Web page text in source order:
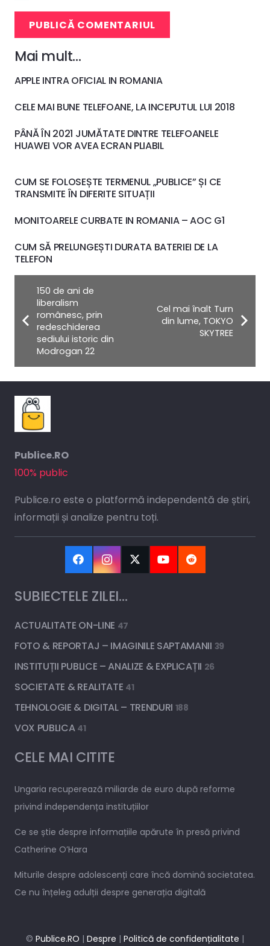
PUBLICĂ COMENTARIUL
Mai mult…
APPLE INTRA OFICIAL IN ROMANIA
CELE MAI BUNE TELEFOANE, LA INCEPUTUL LUI 2018
PÂNĂ ÎN 2021 JUMĂTATE DINTRE TELEFOANELE
HUAWEI VOR AVEA ECRAN PLIABIL
CUM SE FOLOSEȘTE TERMENUL „PUBLICE” ȘI CE
TRANSMITE ÎN DIFERITE SITUAȚII
MONITOARELE CURBATE IN ROMANIA – AOC G1
CUM SĂ PRELUNGEȘTI DURATA BATERIEI DE LA
TELEFON
150 de ani de
liberalism
românesc, prin
redeschiderea
sediului istoric din
Modrogan 22
Cel mai înalt Turn
din lume, TOKYO
SKYTREE
Publice.RO
100% public
Publice.ro este o platformă independentă de știri,
informații și analize pentru toți.
SUBIECTELE ZILEI…
ACTUALITATE ON-LINE 47
FOTO & REPORTAJ – IMAGINILE SAPTAMANII 39
INSTITUȚII PUBLICE – ANALIZE & EXPLICAȚII 26
SOCIETATE & REALITATE 41
TEHNOLOGIE & DIGITAL – TRENDURI 188
VOX PUBLICA 41
CELE MAI CITITE
Ungaria recuperează miliarde de euro după reforme
privind independența instituțiilor
Ce se știe despre informațiile apărute în presă privind
Catherine O’Hara
Miturile despre adolescenți care încă domină societatea.
Ce nu înțeleg adulții despre generația digitală
© Publice.RO | Despre | Politică de confidențialitate |